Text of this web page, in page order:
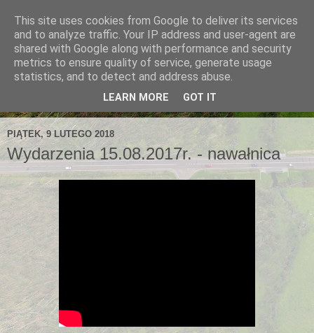
PIĄTEK, 9 LUTEGO 2018
Wydarzenia 15.08.2017r. - nawałnica
This site uses cookies from Google to deliver its services
and to analyze traffic. Your IP address and user-agent are
shared with Google along with performance and security
metrics to ensure quality of service, generate usage
statistics, and to detect and address abuse.
LEARN MORE GOT IT